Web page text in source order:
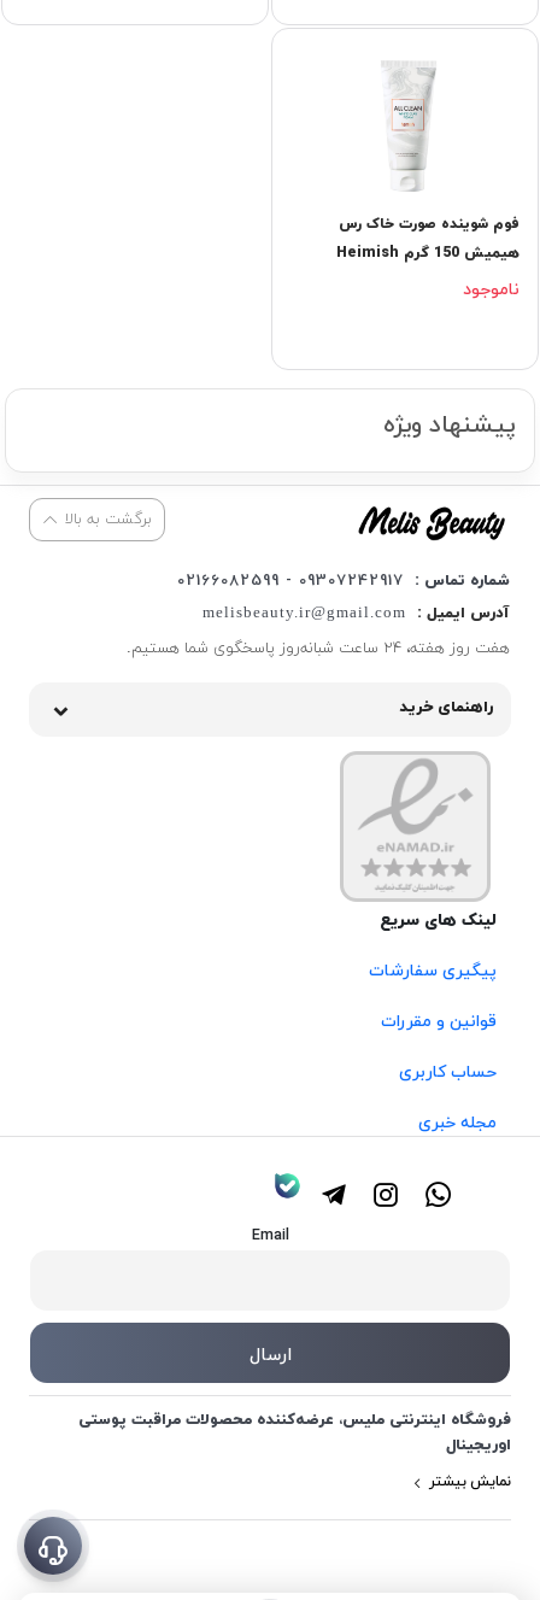
فوم شوینده صورت خاک رس
هیمیش 150 گرم Heimish
ناموجود
پیشنهاد ویژه
برگشت به بالا
شماره تماس :
09307242917 - 02166082599
آدرس ایمیل :
melisbeauty.ir@gmail.com
هفت روز هفته، ۲۴ ساعت شبانه‌روز پاسخگوی شما هستیم.
راهنمای خرید
لینک های سریع
پیگیری سفارشات
قوانین و مقررات
حساب کاربری
مجله خبری
Email
فروشگاه اینترنتی ملیس، عرضه‌کننده محصولات مراقبت پوستی
اوریجینال
نمایش بیشتر